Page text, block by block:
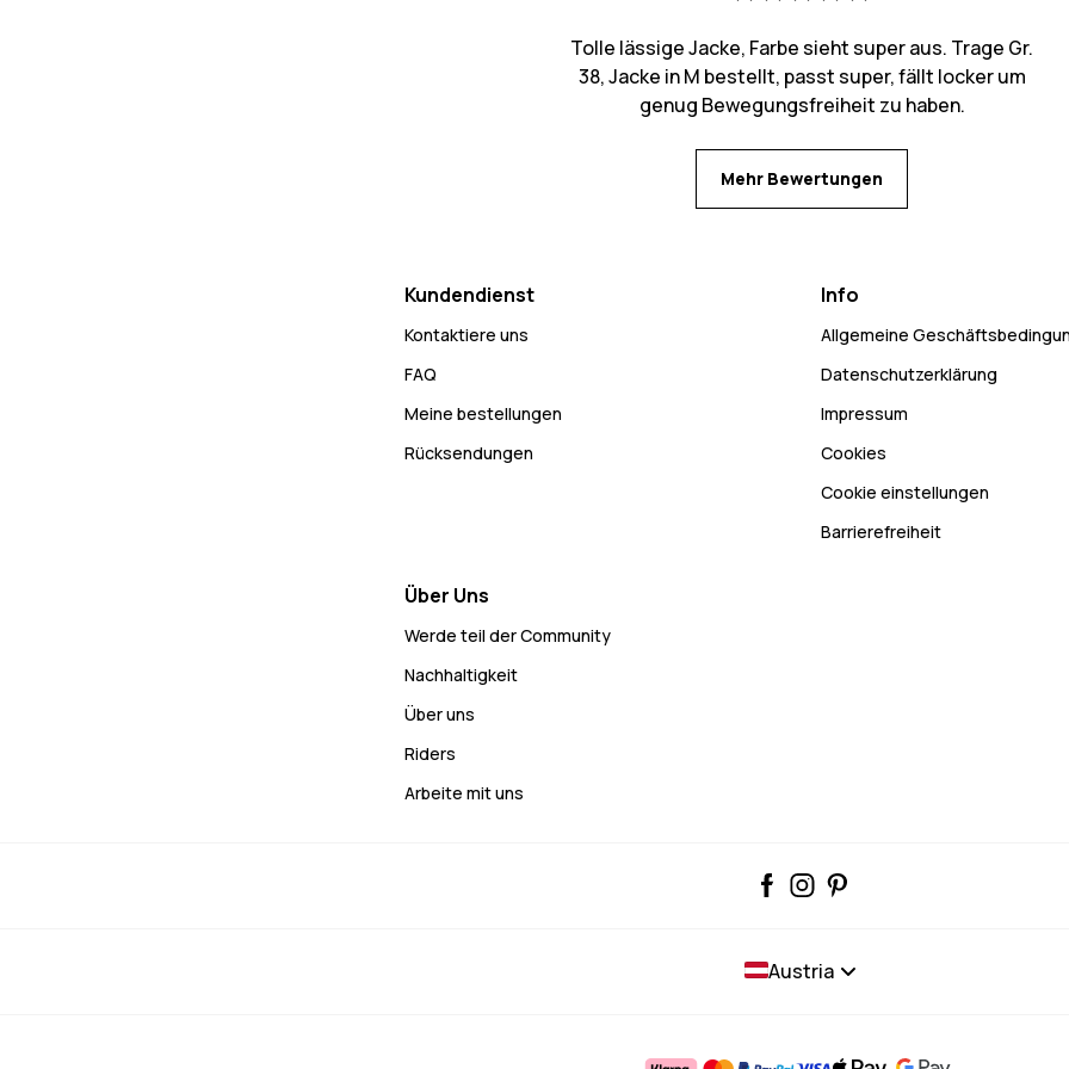
Tolle lässige Jacke, Farbe sieht super aus. Trage Gr.
38, Jacke in M bestellt, passt super, fällt locker um
genug Bewegungsfreiheit zu haben.
Mehr Bewertungen
Kundendienst
Kontaktiere uns
FAQ
Meine bestellungen
Rücksendungen
Info
Allgemeine
Datenschutzerklärung
Impressum
Cookies
Cookie einstellungen
Barrierefreiheit
Über Uns
Werde teil der Community
Nachhaltigkeit
Über uns
Riders
Arbeite mit uns
Austria